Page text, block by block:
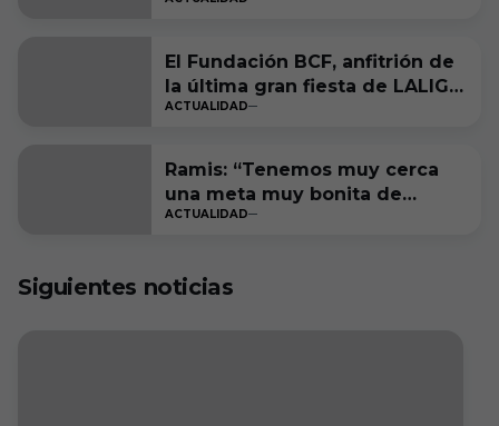
El Fundación BCF, anfitrión de
la última gran fiesta de LALIGA
Genuine Moeve
ACTUALIDAD
Ramis: “Tenemos muy cerca
una meta muy bonita de
cumplir”
ACTUALIDAD
Siguientes noticias